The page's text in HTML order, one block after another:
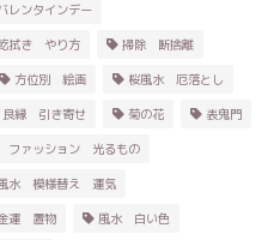
ンタインデー
拭き やり方 掃除 断捨離
方位別 絵画 桜風水 厄落とし
良縁 引き寄せ 菊の花 表鬼門
ファッション 光るもの
水 模様替え 運気
運 置物 風水 白い色